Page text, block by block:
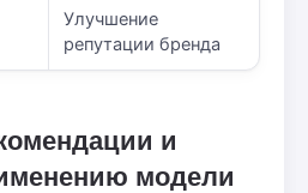
Улучшение
репутации бренда
и
модели